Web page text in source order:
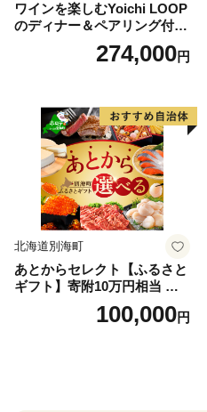
ワインを楽しむYoichi LOOP
のディナー＆ペアリング付宿
泊プラン＜デラックスツイン
274,000円
北海道別海町
あとからセレクト【ふるさと
ギフト】寄附10万円相当 あ
とから選べる！ ギフト いく
ら ほたて 海鮮 牛肉 別海町
100,000円